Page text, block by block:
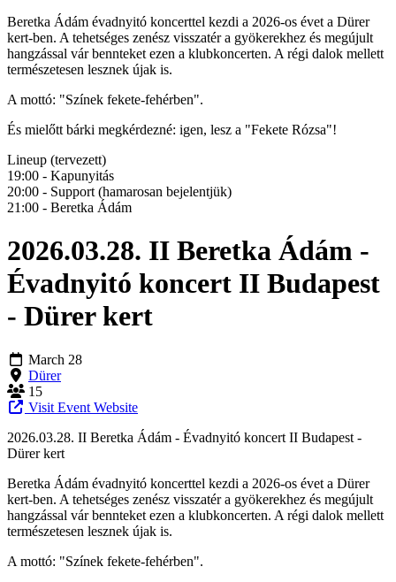
Beretka Ádám évadnyitó koncerttel kezdi a 2026-os évet a Dürer
kert-ben. A tehetséges zenész visszatér a gyökerekhez és megújult
hangzással vár bennteket ezen a klubkoncerten. A régi dalok mellett
természetesen lesznek újak is.
A mottó: "Színek fekete-fehérben".
És mielőtt bárki megkérdezné: igen, lesz a "Fekete Rózsa"!
Lineup (tervezett)
19:00 - Kapunyitás
20:00 - Support (hamarosan bejelentjük)
21:00 - Beretka Ádám
2026.03.28. II Beretka Ádám -
Évadnyitó koncert II Budapest
- Dürer kert
March 28
Dürer
15
Visit Event Website
2026.03.28. II Beretka Ádám - Évadnyitó koncert II Budapest -
Dürer kert
Beretka Ádám évadnyitó koncerttel kezdi a 2026-os évet a Dürer
kert-ben. A tehetséges zenész visszatér a gyökerekhez és megújult
hangzással vár bennteket ezen a klubkoncerten. A régi dalok mellett
természetesen lesznek újak is.
A mottó: "Színek fekete-fehérben".